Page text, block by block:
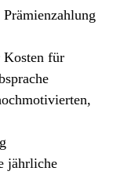
Kosten für
jährliche